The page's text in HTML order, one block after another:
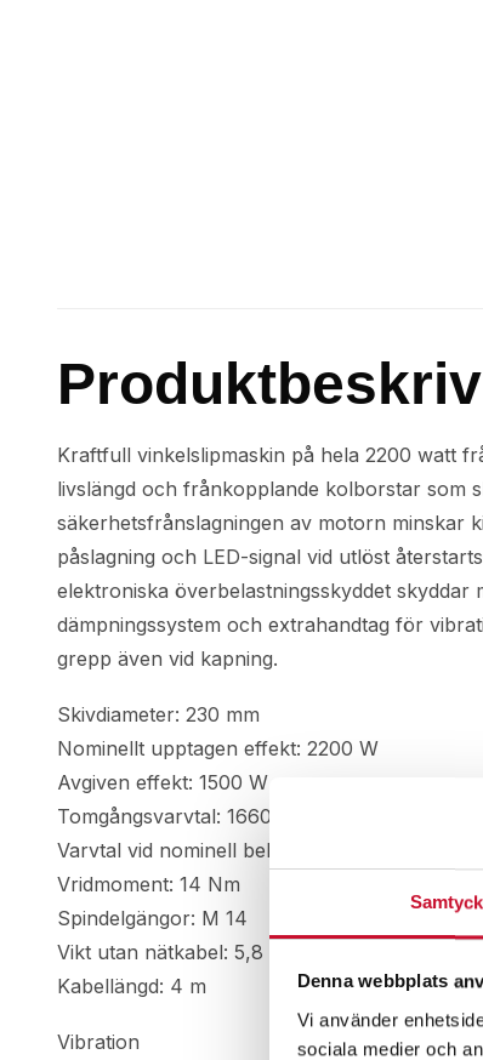
Denna webbplats
Vi använder
sociala medier och
Kraftfull vinkelslipmaskin på hela 2200 watt
livslängd och frånkopplande kolborstar som
säkerhetsfrånslagningen av motorn minskar
påslagning och LED-signal vid utlöst
elektroniska överbelastningsskyddet
dämpningssystem och extrahandtag för
grepp även vid kapning.
Skivdiameter: 230 mm
Nominellt upptagen effekt: 2200 W
Avgiven effekt: 1500 W
Tomgångsvarvtal: 16600 /min
Varvtal vid nominell belastning: 4600 /min
Vridmoment: 14 Nm
Spindelgängor: M 14
Vikt utan nätkabel: 5,8 kg
Kabellängd: 4 m
Vibration